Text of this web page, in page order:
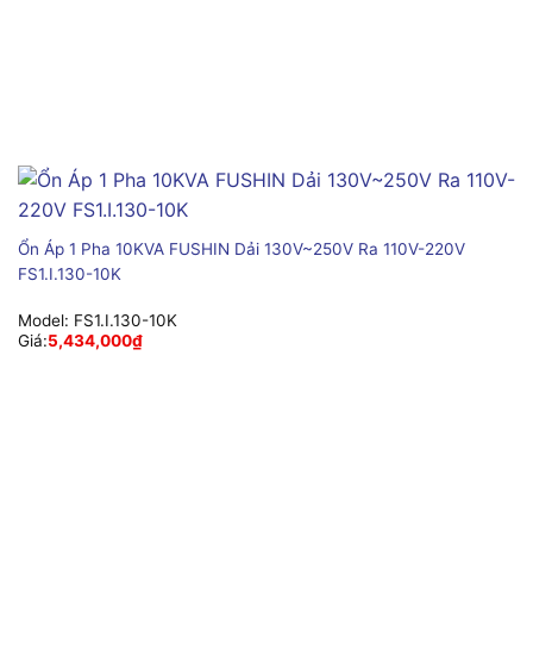
Ổn Áp 1 Pha 10KVA FUSHIN Dải 130V~250V Ra 110V-220V
FS1.I.130-10K
Model: FS1.I.130-10K
Giá:5,434,000₫